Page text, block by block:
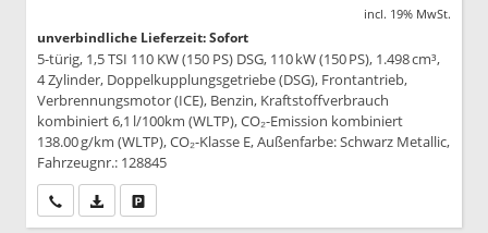
incl. 19% MwSt.
unverbindliche Lieferzeit: Sofort
5-türig, 1,5 TSI 110 KW (150 PS) DSG, 110 kW (150 PS), 1.498 cm³,
4 Zylinder, Doppelkupplungsgetriebe (DSG), Frontantrieb,
Verbrennungsmotor (ICE), Benzin, Kraftstoffverbrauch
kombiniert 6,1 l/100km (WLTP), CO₂-Emission kombiniert
138.00 g/km (WLTP), CO₂-Klasse E, Außenfarbe: Schwarz Metallic,
Fahrzeugnr.: 128845
Wir rufen Sie anPDF-Datei, Fahrzeugexposé drucken